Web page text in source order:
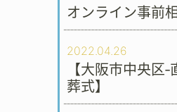
オンライン事前
2022.04.26
【大阪市中央区‐
葬式】